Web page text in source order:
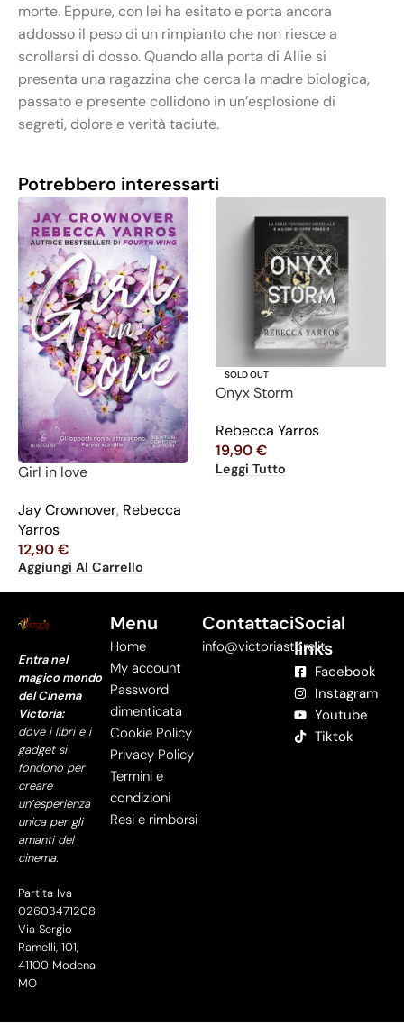
morte. Eppure, con lei ha esitato e porta ancora
addosso il peso di un rimpianto che non riesce a
scrollarsi di dosso. Quando alla porta di Allie si
presenta una ragazzina che cerca la madre biologica,
passato e presente collidono in un’esplosione di
segreti, dolore e verità taciute.
Potrebbero interessarti
Girl in love
Jay Crownover, Rebecca
Yarros
12,90€
Aggiungi Al Carrello
SOLD OUT
Onyx Storm
Rebecca Yarros
19,90€
Leggi Tutto
Entra nel
magico mondo
del Cinema
Victoria:
dove i libri e i
gadget si
fondono per
creare
un’esperienza
unica per gli
amanti del
cinema.
Partita Iva
02603471208
Via Sergio
Ramelli, 101,
41100 Modena
MO
Menu
Home
My account
Password
dimenticata
Cookie Policy
Privacy Policy
Termini e
condizioni
Resi e rimborsi
Contattaci
info@victoriastore.it
Social
links
Facebook
Instagram
Youtube
Tiktok